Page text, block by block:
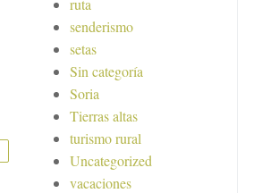
ruta
senderismo
setas
Sin categoría
Soria
Tierras altas
turismo rural
Uncategorized
vacaciones